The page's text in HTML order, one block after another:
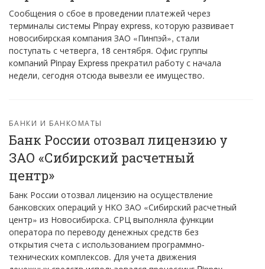
Сообщения о сбое в проведении платежей через
терминалы системы Pinpay express, которую развивает
новосибирская компания ЗАО «Пинпэй», стали
поступать с четверга, 18 сентября. Офис группы
компаний Pinpay Express прекратил работу с начала
недели, сегодня отсюда вывезли ее имущество.
БАНКИ И БАНКОМАТЫ
Банк России отозвал лицензию у
ЗАО «Сибирский расчетный
центр»
Банк России отозвал лицензию на осуществление
банковских операций у НКО ЗАО «Сибирский расчетный
центр» из Новосибирска. СРЦ выполняла функции
оператора по переводу денежных средств без
открытия счета с использованием программно-
технических комплексов. Для учета движения